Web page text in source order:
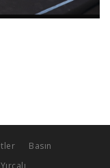
Basın